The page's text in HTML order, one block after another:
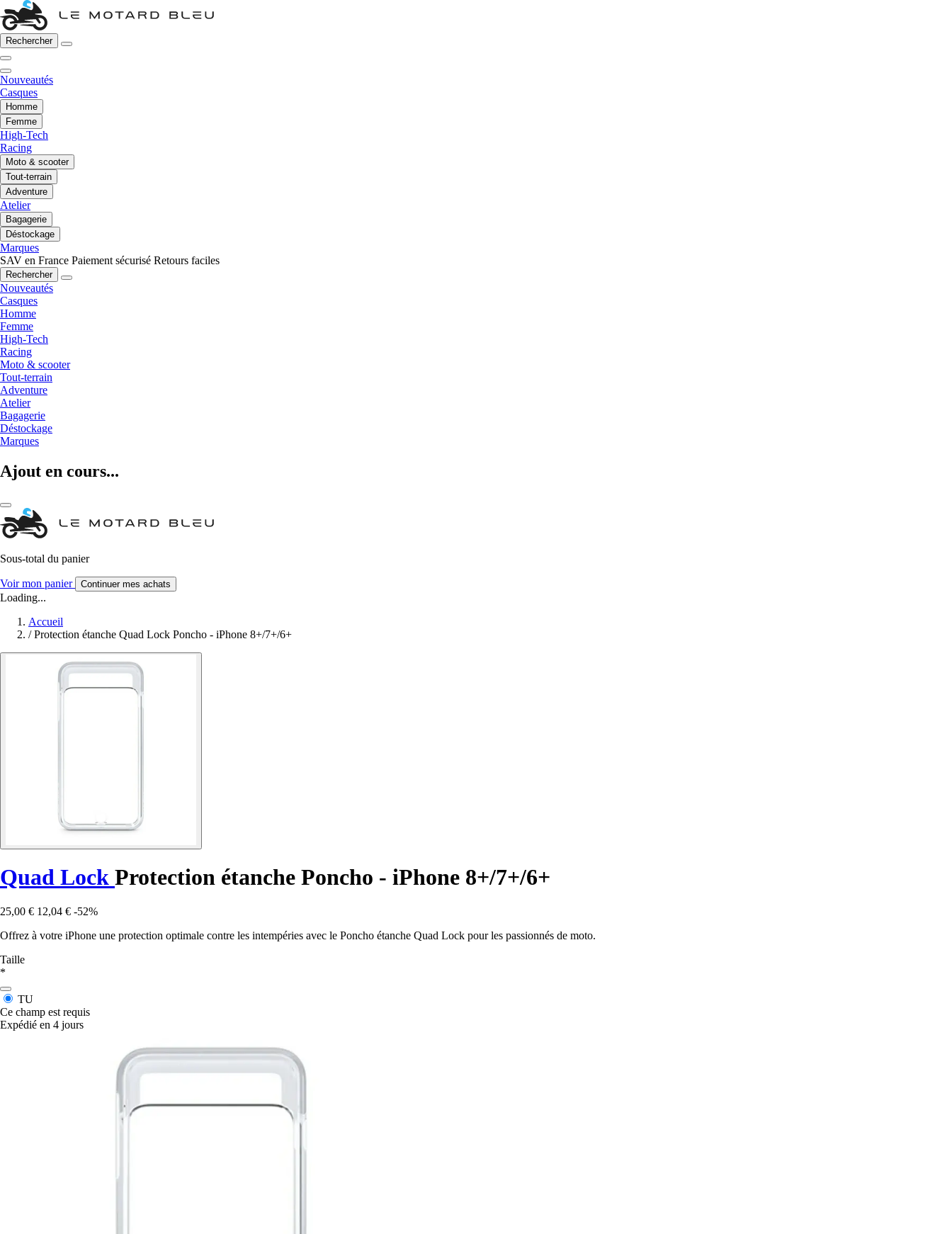
Rechercher
Nouveautés
Casques
Homme
Femme
High-Tech
Racing
Moto & scooter
Tout-terrain
Adventure
Atelier
Bagagerie
Déstockage
Marques
SAV en France Paiement sécurisé Retours faciles
Rechercher
Nouveautés
Casques
Homme
Femme
High-Tech
Racing
Moto & scooter
Tout-terrain
Adventure
Atelier
Bagagerie
Déstockage
Marques
Ajout en cours...
Sous-total du panier
Voir mon panier Continuer mes achats
Loading...
Accueil
/ Protection étanche Quad Lock Poncho - iPhone 8+/7+/6+
Quad Lock Protection étanche Poncho - iPhone 8+/7+/6+
25,00 € 12,04 € -52%
Offrez à votre iPhone une protection optimale contre les intempéries avec le Poncho étanche Quad Lock pour les passionnés de moto.
Taille
*
TU
Ce champ est requis
Expédié en 4 jours